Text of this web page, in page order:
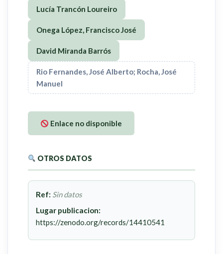
Lucía Trancón Loureiro
Onega López, Francisco José
David Miranda Barrós
Rio Fernandes, José Alberto; Rocha, José
Manuel
Enlace no disponible
OTROS DATOS
Ref: Sin datos
Lugar publicacion:
https://zenodo.org/records/14410541